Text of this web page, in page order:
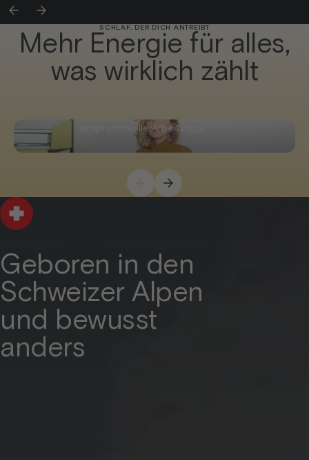
SCHLAF, DER DICH ANTREIBT
Mehr Energie für alles,
was wirklich zählt
anspruchsvolle Arbeitstage.
Geboren in den
Schweizer Alpen
und bewusst
anders